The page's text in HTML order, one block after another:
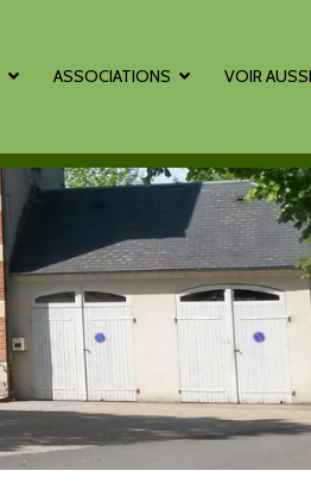
ASSOCIATIONS VOIR AUSSI